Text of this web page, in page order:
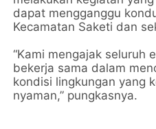
dapat mengganggu
Kecamatan Saketi dan
“Kami mengajak seluruh
bekerja sama dalam
kondisi lingkungan yang
nyaman,” pungkasnya.